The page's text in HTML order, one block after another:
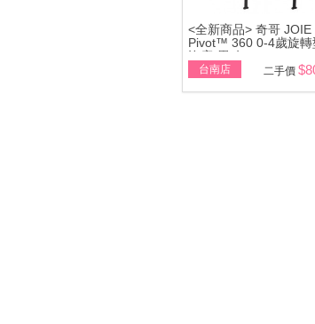
<全新商品> 奇哥 JOIE
Pivot™ 360 0-4歲旋轉
汽座(黑/灰)
台南店 二手價